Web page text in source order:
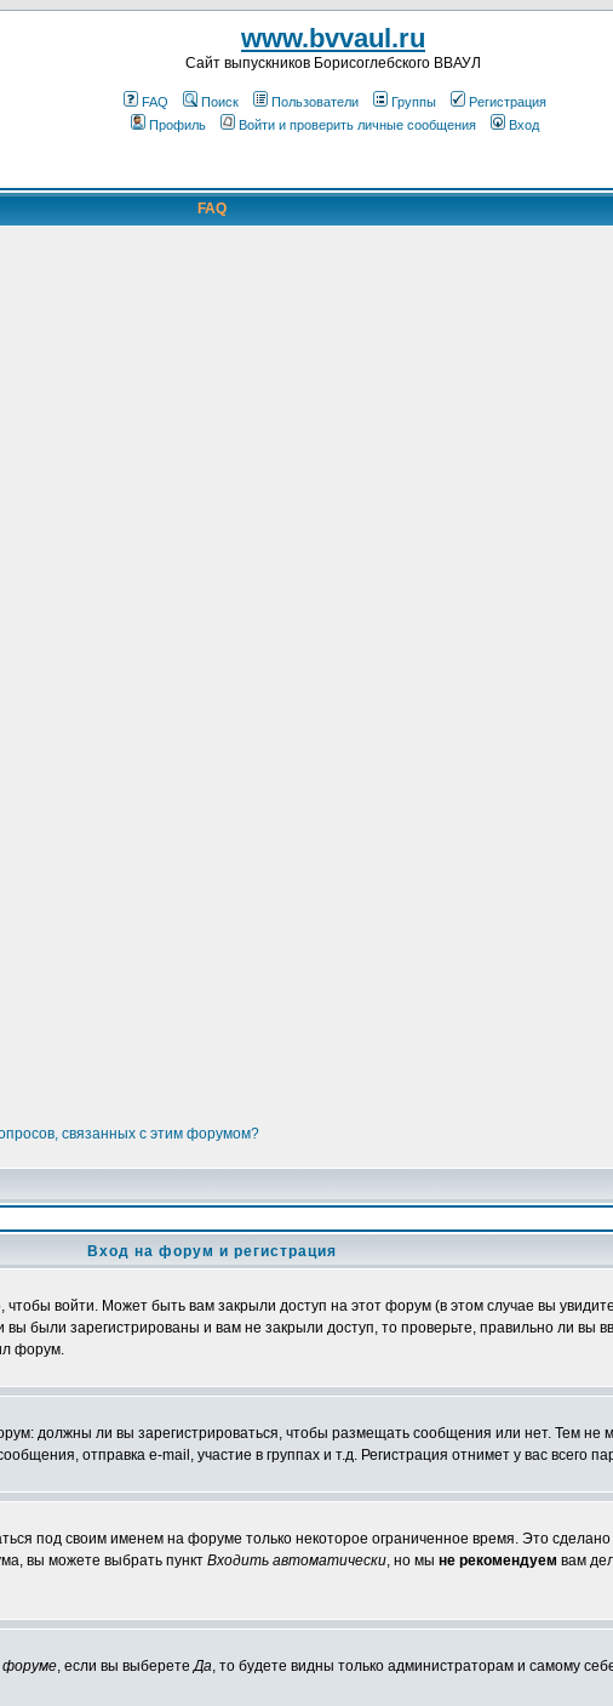
www.bvvaul.ru
Cайт выпускников Борисоглебского ВВАУЛ
FAQ Поиск Пользователи Группы
Регистрация
Профиль
Войти и проверить личные сообщения Вход
FAQ
связанных с этим форумом?
Вход на форум и регистрация
войти. Может быть вам закрыли доступ на этот форум (в этом случае вы
были зарегистрированы и вам не закрыли доступ, то проверьте, правильно ли вы
форум.
должны ли вы зарегистрироваться, чтобы размещать сообщения или нет. Тем не
отправка e-mail, участие в группах и т.д. Регистрация отнимет у вас всего
под своим именем на форуме только некоторое ограниченное время. Это сделано
вы можете выбрать пункт Входить автоматически, но мы не рекомендуем вам
форуме, если вы выберетеДа, то будете видны только администраторам и самому